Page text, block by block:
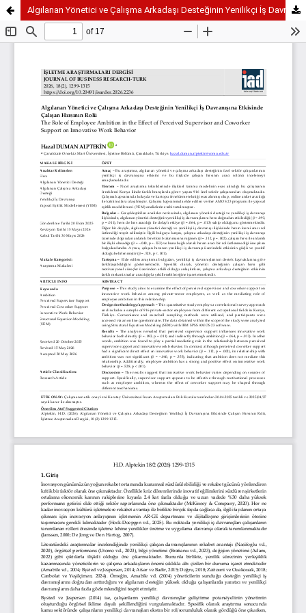
Algılanan Yönetici ve Çalışma Arkadaşı Desteğinin Yenilikçi İş Davranışına Etkisinde Çalışan Hırsının Rolü